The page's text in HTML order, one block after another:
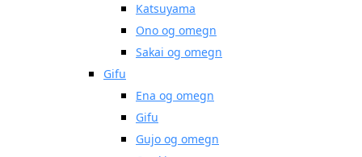
Katsuyama
Ono og omegn
Sakai og omegn
Gifu
Ena og omegn
Gifu
Gujo og omegn